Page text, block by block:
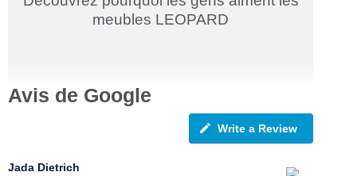
meubles LEOPARD
Avis de Google
Write a Review
Jada Dietrich